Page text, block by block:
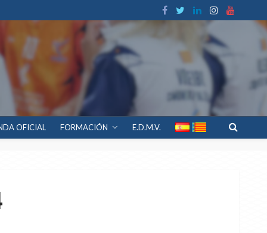
OFICIAL FORMACIÓN E.D.M.V.